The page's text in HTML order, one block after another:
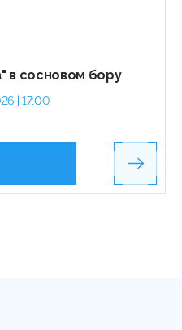
в сосновом бору
| 17:00